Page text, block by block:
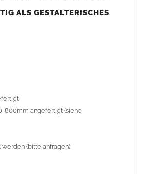
ALS GESTALTERISCHES
800mm angefertigt (siehe
(bitte anfragen).